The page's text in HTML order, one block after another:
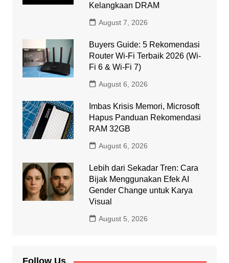
Kelangkaan DRAM
August 7, 2026
Buyers Guide: 5 Rekomendasi
Router Wi-Fi Terbaik 2026 (Wi-
Fi 6 & Wi-Fi 7)
August 6, 2026
Imbas Krisis Memori, Microsoft
Hapus Panduan Rekomendasi
RAM 32GB
August 6, 2026
Lebih dari Sekadar Tren: Cara
Bijak Menggunakan Efek AI
Gender Change untuk Karya
Visual
August 5, 2026